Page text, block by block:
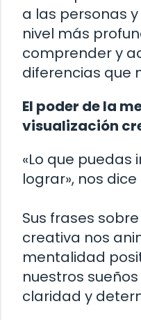
a las personas
nivel más
comprender y
diferencias que
El poder de la
visualización
«Lo que puedas
lograr», nos dice
Sus frases
creativa nos
mentalidad
nuestros
claridad y